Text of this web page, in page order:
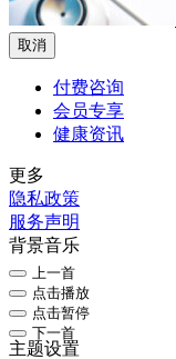
取消
付费咨询
会员专享
健康资讯
更多
隐私政策
服务声明
背景音乐
上一首
点击播放
点击暂停
下一首
主题设置